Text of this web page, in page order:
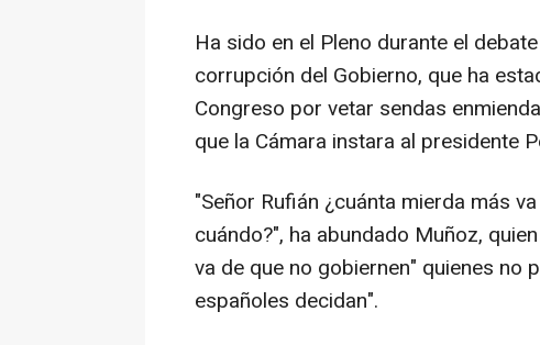
Ha sido en el Pleno durante el
corrupción del Gobierno, que ha
Congreso por vetar sendas
que la Cámara instara al presidente
"Señor Rufián ¿cuánta mierda más
cuándo?", ha abundado Muñoz,
va de que no gobiernen" quienes no
españoles decidan".